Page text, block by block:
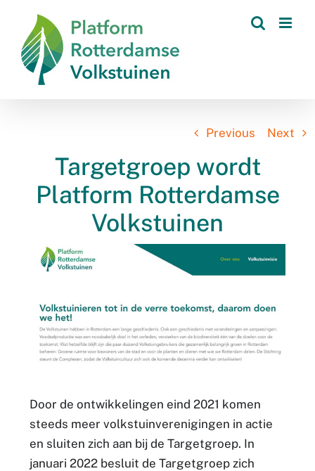
content
Previous Next
Targetgroep wordt
Platform Rotterdamse
Volkstuinen
Door de ontwikkelingen eind 2021 komen
steeds meer volkstuinverenigingen in actie
en sluiten zich aan bij de Targetgroep. In
januari 2022 besluit de Targetgroep zich